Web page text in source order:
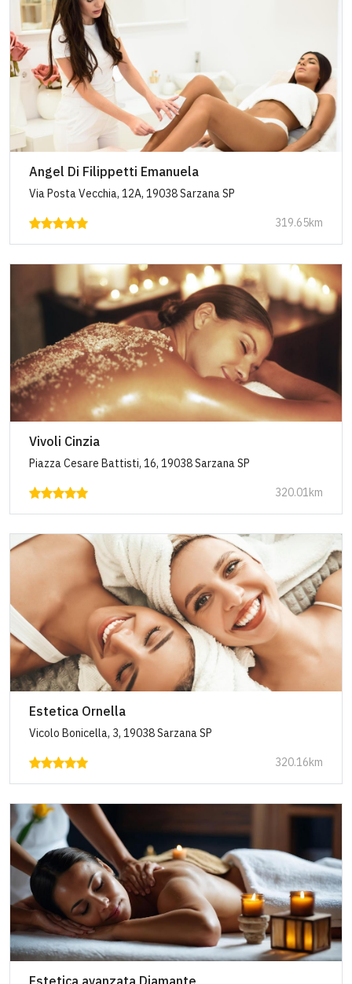
Angel Di Filippetti Emanuela
Via Posta Vecchia, 12A, 19038 Sarzana SP
319.65km
Vivoli Cinzia
Piazza Cesare Battisti, 16, 19038 Sarzana SP
320.01km
Estetica Ornella
Vicolo Bonicella, 3, 19038 Sarzana SP
320.16km
Estetica avanzata Diamante